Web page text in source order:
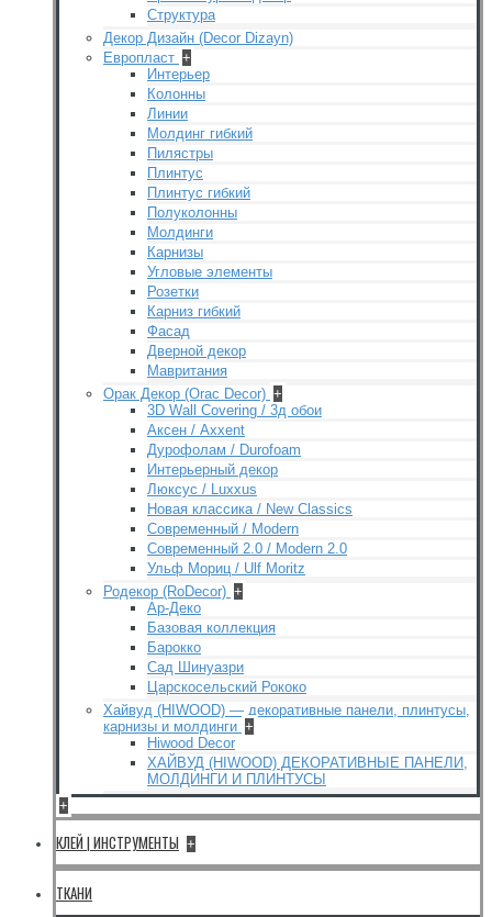
Структура
Декор Дизайн (Decor Dizayn)
Европласт +
Интерьер
Колонны
Линии
Молдинг гибкий
Пилястры
Плинтус
Плинтус гибкий
Полуколонны
Молдинги
Карнизы
Угловые элементы
Розетки
Карниз гибкий
Фасад
Дверной декор
Мавритания
Орак Декор (Orac Decor) +
3D Wall Covering / 3д обои
Аксен / Axxent
Дурофолам / Durofoam
Интерьерный декор
Люксус / Luxxus
Новая классика / New Classics
Современный / Modern
Современный 2.0 / Modern 2.0
Ульф Мориц / Ulf Moritz
Родекор (RoDecor) +
Ар-Деко
Базовая коллекция
Барокко
Сад Шинуазри
Царскосельский Рококо
Хайвуд (HIWOOD) — декоративные панели, плинтусы,
карнизы и молдинги +
Hiwood Decor
ХАЙВУД (HIWOOD) ДЕКОРАТИВНЫЕ ПАНЕЛИ,
МОЛДИНГИ И ПЛИНТУСЫ
+
КЛЕЙ | ИНСТРУМЕНТЫ +
ТКАНИ